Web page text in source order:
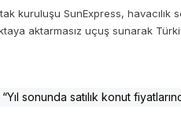
kuruluşu SunExpress, havacılık
aktarmasız uçuş sunarak